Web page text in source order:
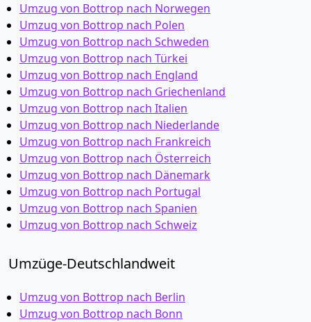
Umzug von Bottrop nach Norwegen
Umzug von Bottrop nach Polen
Umzug von Bottrop nach Schweden
Umzug von Bottrop nach Türkei
Umzug von Bottrop nach England
Umzug von Bottrop nach Griechenland
Umzug von Bottrop nach Italien
Umzug von Bottrop nach Niederlande
Umzug von Bottrop nach Frankreich
Umzug von Bottrop nach Österreich
Umzug von Bottrop nach Dänemark
Umzug von Bottrop nach Portugal
Umzug von Bottrop nach Spanien
Umzug von Bottrop nach Schweiz
Umzüge-Deutschlandweit
Umzug von Bottrop nach Berlin
Umzug von Bottrop nach Bonn